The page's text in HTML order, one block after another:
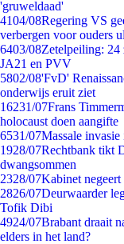
'gruweldaad'
4104/08Regering VS
verbergen voor ouders
6403/08Zetelpeiling: 24
JA21 en PVV
5802/08'FvD'
onderwijs eruit ziet
16231/07Frans
holocaust doen aangifte
6531/07Massale
1928/07Rechtbank tikt
dwangsommen
2328/07Kabinet
2826/07Deurwaarder
Tofik Dibi
4924/07Brabant draait
elders in het land?